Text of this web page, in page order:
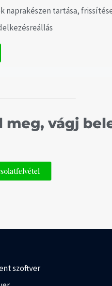
naprakészen tartása,
vágj
szoftver